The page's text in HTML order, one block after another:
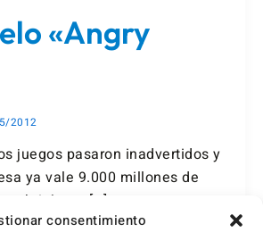
consentimiento
«Angry
2012
juegos pasaron inadvertidos y
ya vale 9.000 millones de
abrirán un […]